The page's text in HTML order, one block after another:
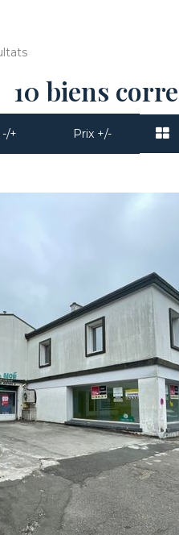
10 biens
-/+ Prix +/-